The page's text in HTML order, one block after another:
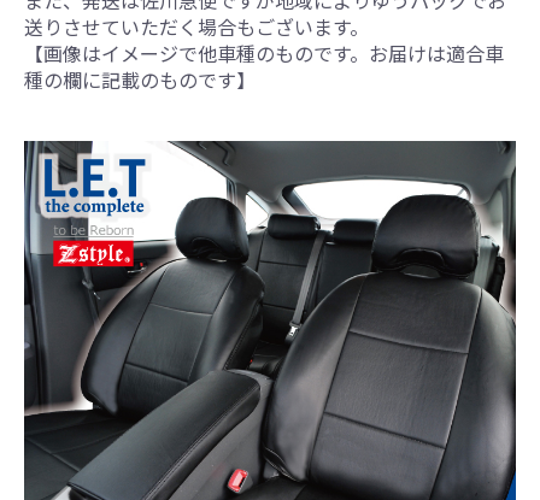
送りさせていただく場合もございます。
【画像はイメージで他車種のものです。お届けは適合車
種の欄に記載のものです】